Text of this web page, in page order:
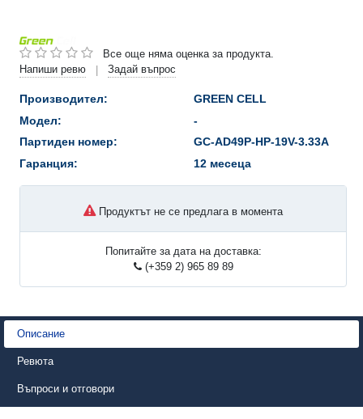
Все още няма оценка за продукта.
Напиши ревю
| Задай въпрос
Производител:
GREEN CELL
Модел:
-
Партиден номер:
GC-AD49P-HP-19V-3.33A
Гаранция:
12 месеца
Продуктът не се предлага в момента
Попитайте за дата на доставка:
(+359 2) 965 89 89
Описание
Ревюта
Въпроси и отговори